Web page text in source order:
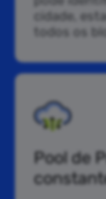
cidade,
todos os
Pool de